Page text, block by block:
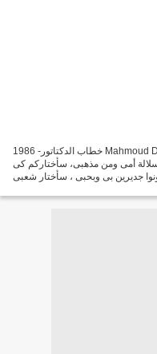
خطاب الدكتاتور- 1986 Mahmoud Darwich خطـاب الجلوس 1 سأختار شعبي
أمى ومن مذهبى، سأختاركم كى
جديرين بى وبحبى ، سأختار شعبى